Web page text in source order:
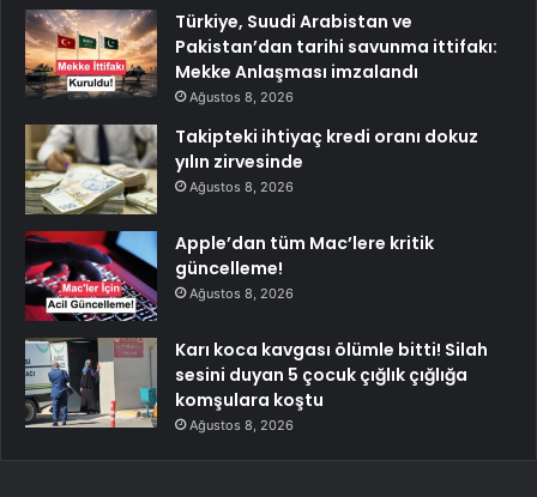
Türkiye, Suudi Arabistan ve
Pakistan’dan tarihi savunma ittifakı:
Mekke Anlaşması imzalandı
Ağustos 8, 2026
Takipteki ihtiyaç kredi oranı dokuz
yılın zirvesinde
Ağustos 8, 2026
Apple’dan tüm Mac’lere kritik
güncelleme!
Ağustos 8, 2026
Karı koca kavgası ölümle bitti! Silah
sesini duyan 5 çocuk çığlık çığlığa
komşulara koştu
Ağustos 8, 2026